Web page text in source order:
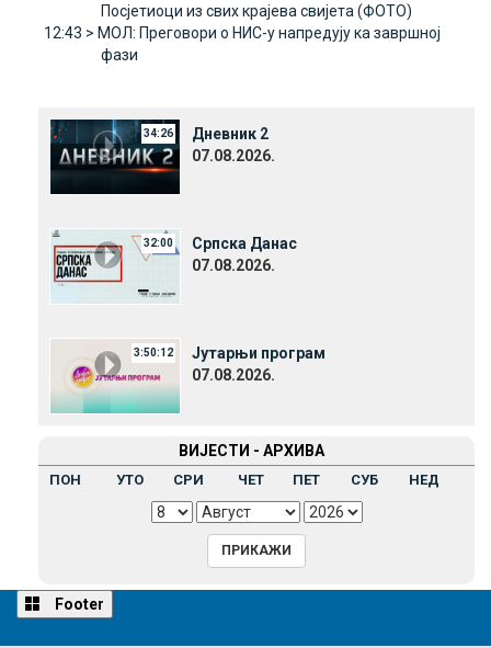
Посјетиоци из свих крајева свијета (ФОТО)
12:43 > МОЛ: Преговори о НИС-у напредују ка завршној
фази
34:26
Дневник 2
07.08.2026.
32:00
Српска Данас
07.08.2026.
3:50:12
Јутарњи програм
07.08.2026.
ВИЈЕСТИ - АРХИВА
ПОН УТО СРИ ЧЕТ ПЕТ СУБ НЕД
Footer